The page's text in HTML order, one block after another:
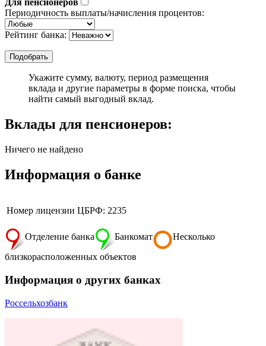
Периодичность выплаты/начисления процентов:
Рейтинг банка:
Укажите сумму, валюту, период размещения
вклада и другие параметры в форме поиска, чтобы
найти самый выгодный вклад.
Вклады для пенсионеров:
Ничего не найдено
Информация о банке
Номер лицензии ЦБРФ: 2235
Отделение банка Банкомат Несколько
близкорасположенных объектов
Информация о других банках
Россельхозбанк